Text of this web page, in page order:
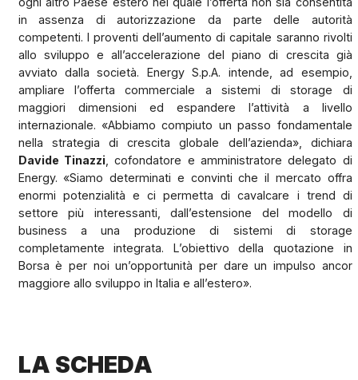
in assenza di autorizzazione da parte delle autorità
competenti. I proventi dell’aumento di capitale saranno rivolti
allo sviluppo e all’accelerazione del piano di crescita già
avviato dalla società. Energy S.p.A. intende, ad esempio,
ampliare l’offerta commerciale a sistemi di storage di
maggiori dimensioni ed espandere l’attività a livello
internazionale. «Abbiamo compiuto un passo fondamentale
nella strategia di crescita globale dell’azienda», dichiara
Davide Tinazzi, cofondatore e amministratore delegato di
Energy. «Siamo determinati e convinti che il mercato offra
enormi potenzialità e ci permetta di cavalcare i trend di
settore più interessanti, dall’estensione del modello di
business a una produzione di sistemi di storage
completamente integrata. L’obiettivo della quotazione in
Borsa è per noi un’opportunità per dare un impulso ancor
maggiore allo sviluppo in Italia e all’estero».
LA SCHEDA